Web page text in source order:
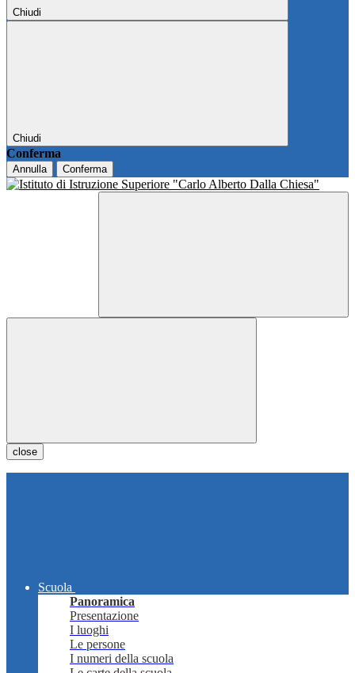
Chiudi
Chiudi
Conferma
Annulla Conferma
close
Scuola
Panoramica
Presentazione
I luoghi
Le persone
I numeri della scuola